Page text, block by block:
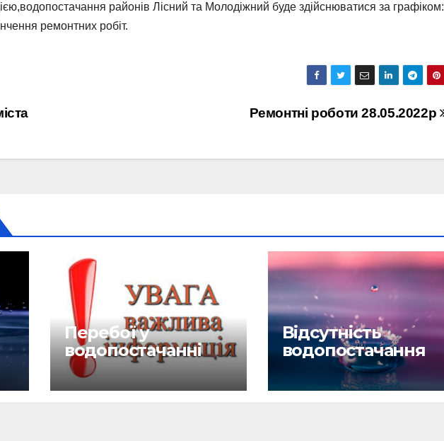
районів Лісний та Молодіжний буде здійснюватися за графіком:
ремонтних робіт.
Ремонтні роботи 28.05.2022р
Перебої у
водопостачанні
28.06.26
Відсутність
водопостачання
27.04.26